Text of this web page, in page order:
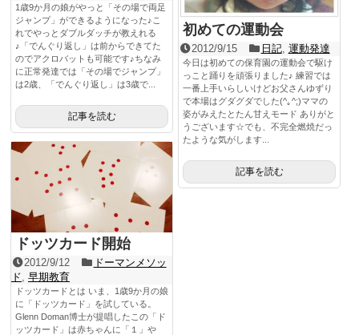
1歳9か月の娘がやっと「その場で両足
ジャンプ」ができるようになった♪こ
れでやっとダブルダッチが教えれる
♪「でんぐり返し」は前からできてた
のでアクロバットも可能です♪ちなみ
に正常発達では「その場でジャンプ」
は2歳、「でんぐり返し」は3歳で...
記事を読む
初めての運動会
2012/9/15 日記, 運動発達
今日は初めての保育園の運動会で駆け
っこと踊りを頑張りました♪ 練習では
一番上手いらしいけどお父さんゆずり
で本場はグダグダでした(^｡^;)ママの
姿がみえたとたん甘えモード ありがと
うございます☆でも、不完全燃焼だっ
たような気がします...
記事を読む
ドッツカード開始
2012/9/12
ドーマンメソッ
ド 早期教育
ドッツカードとは いま、1歳9か月の娘
に「ドッツカード」を試している。
Glenn Doman博士が提唱したこの「ド
ッツカード」は赤ちゃんに「１」や